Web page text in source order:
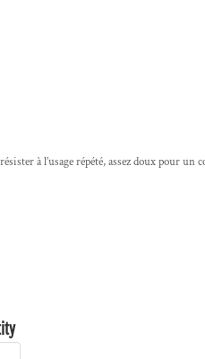
à l’usage répété, assez doux pour